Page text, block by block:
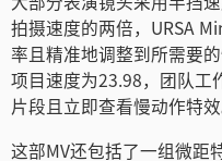
UAE
Ukraine
拍摄速度的两倍，URSA
率且精准地调整到所需要
项目速度为23.98，团队工
片段且立即查看慢动作特效
这部MV还包括了一组微距